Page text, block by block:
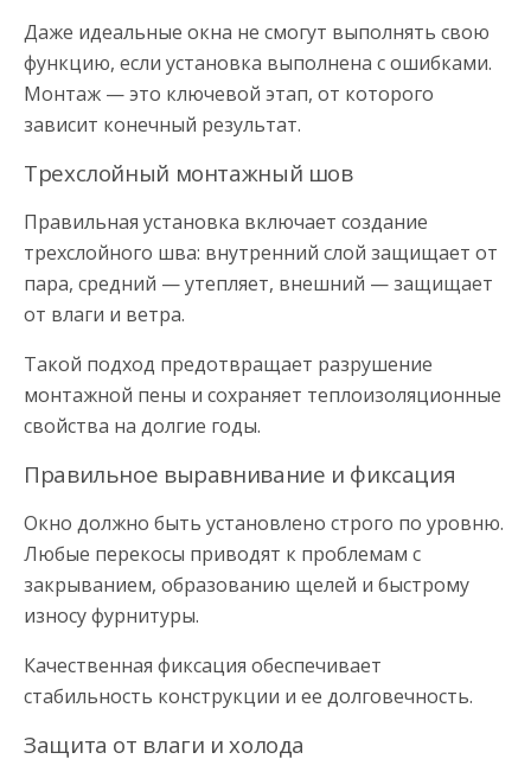
Даже идеальные окна не смогут выполнять свою
функцию, если установка выполнена с ошибками.
Монтаж — это ключевой этап, от которого
зависит конечный результат.
Трехслойный монтажный шов
Правильная установка включает создание
трехслойного шва: внутренний слой защищает от
пара, средний — утепляет, внешний — защищает
от влаги и ветра.
Такой подход предотвращает разрушение
монтажной пены и сохраняет теплоизоляционные
свойства на долгие годы.
Правильное выравнивание и фиксация
Окно должно быть установлено строго по уровню.
Любые перекосы приводят к проблемам с
закрыванием, образованию щелей и быстрому
износу фурнитуры.
Качественная фиксация обеспечивает
стабильность конструкции и ее долговечность.
Защита от влаги и холода